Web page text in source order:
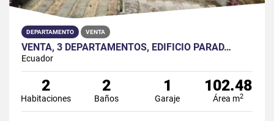
DEPARTAMENTO VENTA
VENTA, 3 DEPARTAMENTOS, EDIFICIO PARAD…
Ecuador
2
Habitaciones
2
Baños
1
Garaje
102.48
Área m2